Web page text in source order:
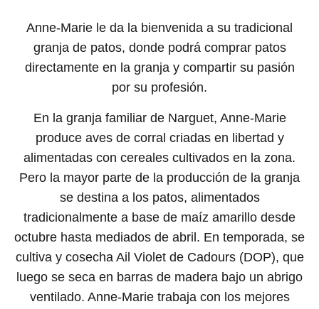
Anne-Marie le da la bienvenida a su tradicional
granja de patos, donde podrá comprar patos
directamente en la granja y compartir su pasión
por su profesión.
En la granja familiar de Narguet, Anne-Marie
produce aves de corral criadas en libertad y
alimentadas con cereales cultivados en la zona.
Pero la mayor parte de la producción de la granja
se destina a los patos, alimentados
tradicionalmente a base de maíz amarillo desde
octubre hasta mediados de abril. En temporada, se
cultiva y cosecha Ail Violet de Cadours (DOP), que
luego se seca en barras de madera bajo un abrigo
ventilado. Anne-Marie trabaja con los mejores